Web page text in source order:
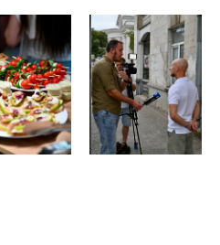
(495) 118 25 11